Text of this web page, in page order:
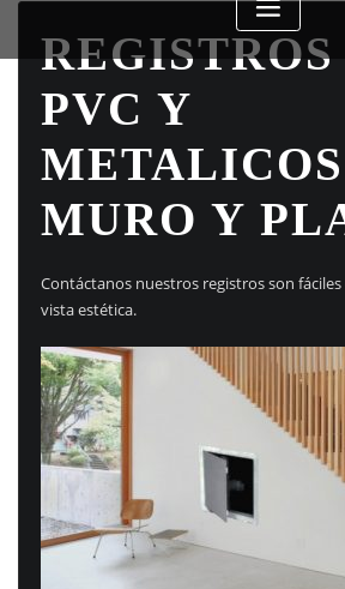
REGISTROS
PVC Y
MURO Y
Contáctanos nuestros registros son
vista estética.